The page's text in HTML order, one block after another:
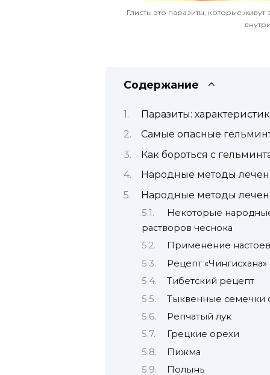
Глисты это паразиты, которые
Содержание
Паразиты:
Самые опасные
Как бороться с
Народные методы
Народные методы
Некоторые
растворов чеснока
Применение
Рецепт «Чингисхана»
Тибетский рецепт
Тыквенные семечки
Репчатый лук
Грецкие орехи
Пижма
Полынь